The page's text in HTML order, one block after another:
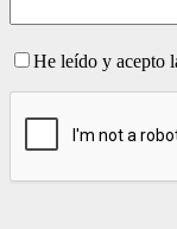
He leído y acepto